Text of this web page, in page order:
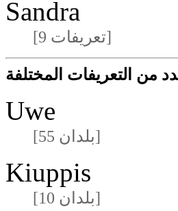
Sandra
[9 تعريفات]
من التعريفات المختلفة
Uwe
[55 بلدان]
Kiuppis
[10 بلدان]